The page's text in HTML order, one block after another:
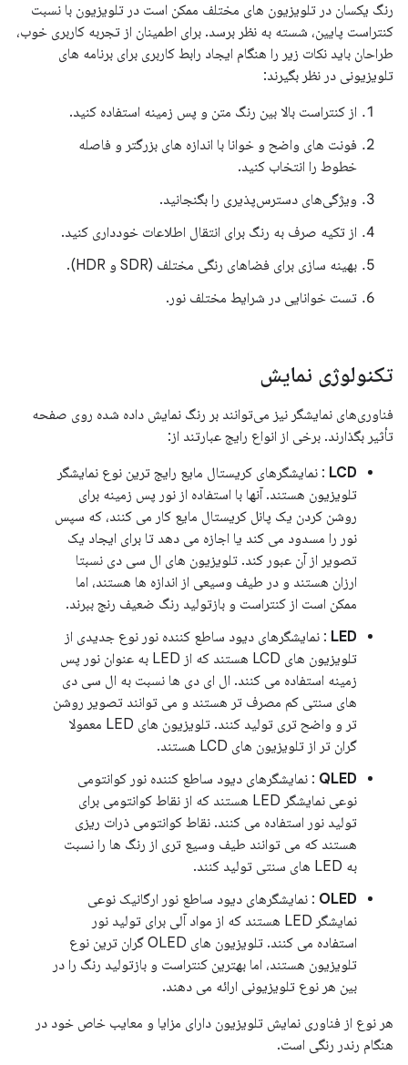
رنگ یکسان در تلویزیون های مختلف ممکن است در تلویزیون با نسبت
کنتراست پایین، شسته به نظر برسد. برای اطمینان از تجربه کاربری خوب،
طراحان باید نکات زیر را هنگام ایجاد رابط کاربری برای برنامه های
تلویزیونی در نظر بگیرند:
از کنتراست بالا بین رنگ متن و پس زمینه استفاده کنید.
فونت های واضح و خوانا با اندازه های بزرگتر و فاصله
خطوط را انتخاب کنید.
ویژگی‌های دسترس‌پذیری را بگنجانید.
از تکیه صرف به رنگ برای انتقال اطلاعات خودداری کنید.
بهینه سازی برای فضاهای رنگی مختلف (SDR و HDR).
تست خوانایی در شرایط مختلف نور.
تکنولوژی نمایش
فناوری‌های نمایشگر نیز می‌توانند بر رنگ نمایش داده شده روی صفحه
تأثیر بگذارند. برخی از انواع رایج عبارتند از:
LCD : نمایشگرهای کریستال مایع رایج ترین نوع نمایشگر
تلویزیون هستند. آنها با استفاده از نور پس زمینه برای
روشن کردن یک پانل کریستال مایع کار می کنند، که سپس
نور را مسدود می کند یا اجازه می دهد تا برای ایجاد یک
تصویر از آن عبور کند. تلویزیون های ال سی دی نسبتا
ارزان هستند و در طیف وسیعی از اندازه ها هستند، اما
ممکن است از کنتراست و بازتولید رنگ ضعیف رنج ببرند.
LED : نمایشگرهای دیود ساطع کننده نور نوع جدیدی از
تلویزیون های LCD هستند که از LED به عنوان نور پس
زمینه استفاده می کنند. ال ای دی ها نسبت به ال سی دی
های سنتی کم مصرف تر هستند و می توانند تصویر روشن
تر و واضح تری تولید کنند. تلویزیون های LED معمولا
گران تر از تلویزیون های LCD هستند.
QLED : نمایشگرهای دیود ساطع کننده نور کوانتومی
نوعی نمایشگر LED هستند که از نقاط کوانتومی برای
تولید نور استفاده می کنند. نقاط کوانتومی ذرات ریزی
هستند که می توانند طیف وسیع تری از رنگ ها را نسبت
به LED های سنتی تولید کنند.
OLED : نمایشگرهای دیود ساطع نور ارگانیک نوعی
نمایشگر LED هستند که از مواد آلی برای تولید نور
استفاده می کنند. تلویزیون های OLED گران ترین نوع
تلویزیون هستند، اما بهترین کنتراست و بازتولید رنگ را در
بین هر نوع تلویزیونی ارائه می دهند.
هر نوع از فناوری نمایش تلویزیون دارای مزایا و معایب خاص خود در
هنگام رندر رنگی است.